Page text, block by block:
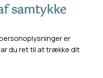
samtykke
er
du ret til at trække dit